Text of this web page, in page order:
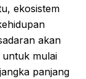
ekosistem
akan
mulai
panjang